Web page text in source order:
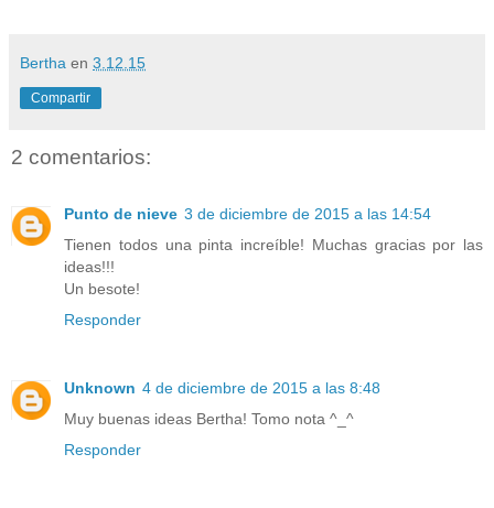
Bertha en 3.12.15
Compartir
2 comentarios:
Punto de nieve 3 de diciembre de 2015 a las 14:54
Tienen todos una pinta increíble! Muchas gracias por las
ideas!!!
Un besote!
Responder
Unknown 4 de diciembre de 2015 a las 8:48
Muy buenas ideas Bertha! Tomo nota ^_^
Responder